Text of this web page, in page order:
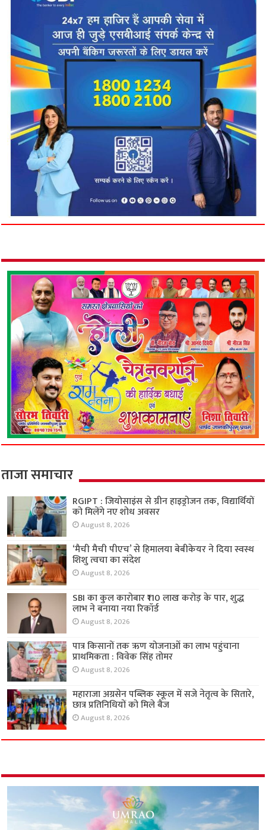
ताजा समाचार
RGIPT : जियोसाइंस से ग्रीन हाइड्रोजन तक, विद्यार्थियों
को मिलेंगे नए शोध अवसर
August 8, 2026
‘मैची मैची पीएच’ से हिमालया बेबीकेयर ने दिया स्वस्थ
शिशु त्वचा का संदेश
August 8, 2026
SBI का कुल कारोबार ₹110 लाख करोड़ के पार, शुद्ध
लाभ ने बनाया नया रिकॉर्ड
August 8, 2026
पात्र किसानों तक ऋण योजनाओं का लाभ पहुंचाना
प्राथमिकता : विवेक सिंह तोमर
August 8, 2026
महाराजा अग्रसेन पब्लिक स्कूल में सजे नेतृत्व के सितारे,
छात्र प्रतिनिधियों को मिले बैज
August 8, 2026